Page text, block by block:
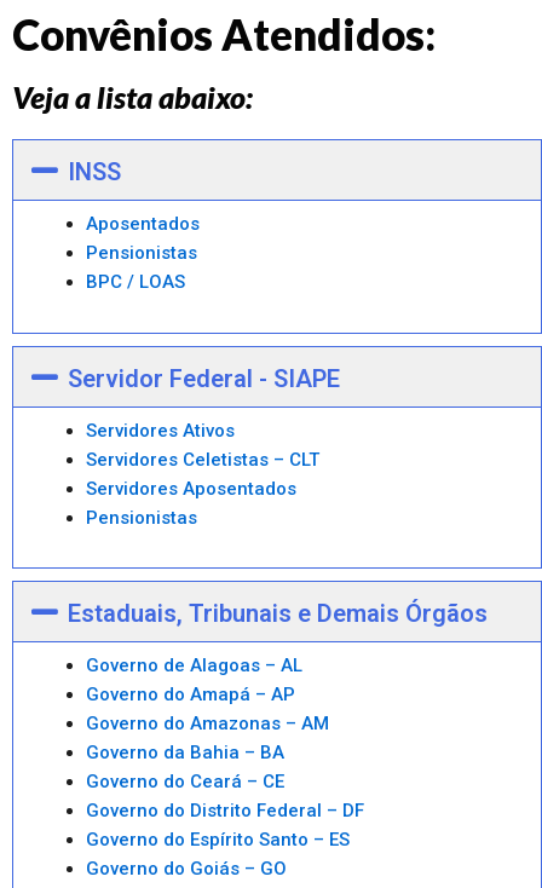
Convênios Atendidos:
Veja a lista abaixo:
INSS
Aposentados
Pensionistas
BPC / LOAS
Servidor Federal - SIAPE
Servidores Ativos
Servidores Celetistas – CLT
Servidores Aposentados
Pensionistas
Estaduais, Tribunais e Demais Órgãos
Governo de Alagoas – AL
Governo do Amapá – AP
Governo do Amazonas – AM
Governo da Bahia – BA
Governo do Ceará – CE
Governo do Distrito Federal – DF
Governo do Espírito Santo – ES
Governo do Goiás – GO